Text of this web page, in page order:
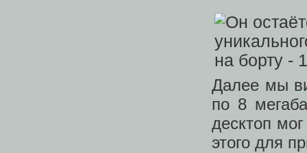
Далее мы
по 8
десктоп
этого для